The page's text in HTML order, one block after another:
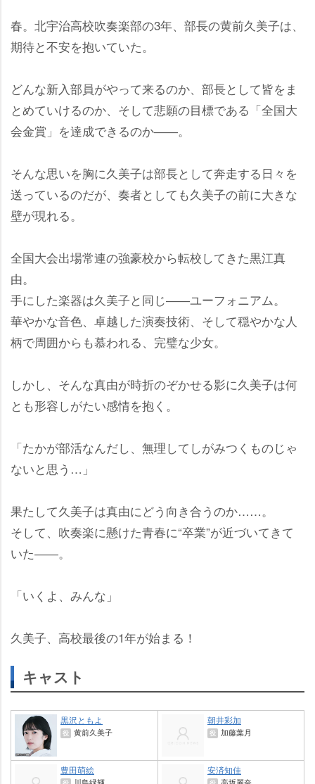
春。北宇治高校吹奏楽部の3年、部長の黄前久美子は、
期待と不安を抱いていた。
どんな新入部員がやって来るのか、部長として皆をま
とめていけるのか、そして悲願の目標である「全国大
会金賞」を達成できるのか――。
そんな思いを胸に久美子は部長として奔走する日々を
送っているのだが、奏者としても久美子の前に大きな
壁が現れる。
全国大会出場常連の強豪校から転校してきた黒江真
由。
手にした楽器は久美子と同じ――ユーフォニアム。
華やかな音色、卓越した演奏技術、そして穏やかな人
柄で周囲からも慕われる、完璧な少女。
しかし、そんな真由が時折のぞかせる影に久美子は何
とも形容しがたい感情を抱く。
「たかが部活なんだし、無理してしがみつくものじゃ
ないと思う…」
果たして久美子は真由にどう向き合うのか……。
そして、吹奏楽に懸けた青春に“卒業”が近づいてきて
いた――。
「いくよ、みんな」
久美子、高校最後の1年が始まる！
キャスト
黒沢ともよ
役 黄前久美子
朝井彩加
役 加藤葉月
豊田萌絵 安済知佳